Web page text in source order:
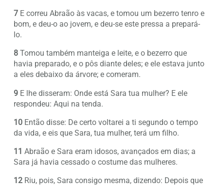
7 E correu Abraão às vacas, e tomou um bezerro tenro e
bom, e deu-o ao jovem, e deu-se este pressa a prepará-
lo.
8 Tomou também manteiga e leite, e o bezerro que
havia preparado, e o pôs diante deles; e ele estava junto
a eles debaixo da árvore; e comeram.
9 E lhe disseram: Onde está Sara tua mulher? E ele
respondeu: Aqui na tenda.
10 Então disse: De certo voltarei a ti segundo o tempo
da vida, e eis que Sara, tua mulher, terá um filho.
11 Abraão e Sara eram idosos, avançados em dias; a
Sara já havia cessado o costume das mulheres.
12 Riu, pois, Sara consigo mesma, dizendo: Depois que